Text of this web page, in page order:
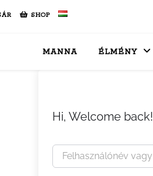
SHOP
MANNA ÉLMÉNY
Hi, Welcome back!